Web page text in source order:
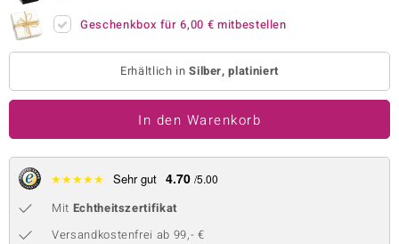
Collection
Collection
Geschenkbox für6,00 € mitbestellen
Erhältlich inSilber, platiniert
In den Warenkorb
★★★★★ Sehr gut 4.70 /5.00
Mit Echtheitszertifikat
Versandkostenfrei ab 99,- €